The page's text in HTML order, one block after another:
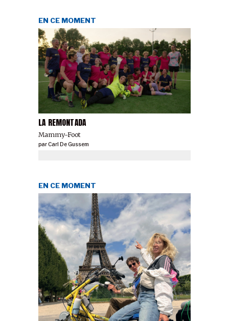
LA REMONTADA
Mammy-Foot
EN CE MOMENT
parCarl De Gussem
EN CE MOMENT